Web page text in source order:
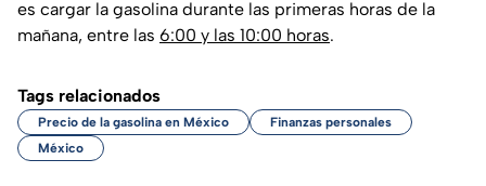
es cargar la gasolina durante las primeras horas de la
mañana, entre las 6:00 y las 10:00 horas.
Tags relacionados
Precio de la gasolina en México
Finanzas personales
México